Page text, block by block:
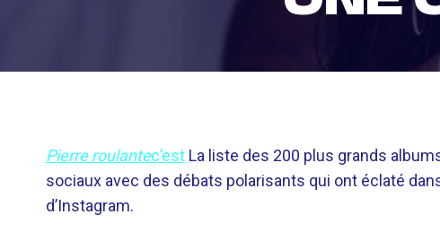
Pierre roulantec’est La liste des 200 plus grands
sociaux avec des débats polarisants qui ont éclaté
d’Instagram.